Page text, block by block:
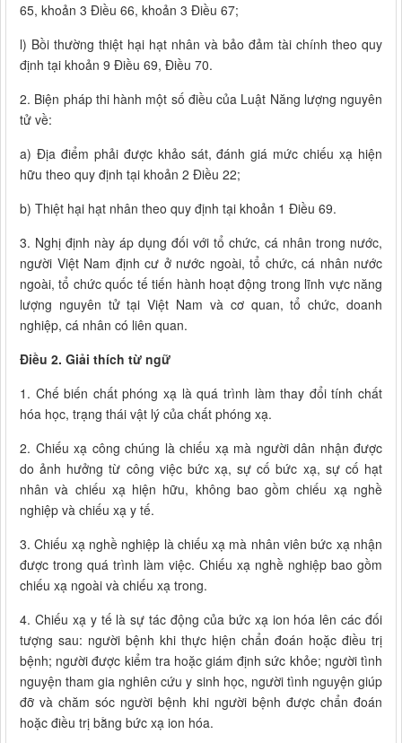
65, khoản 3 Điều 66, khoản 3 Điều 67;
l) Bồi thường thiệt hại hạt nhân và bảo đảm tài chính theo quy
định tại khoản 9 Điều 69, Điều 70.
2. Biện pháp thi hành một số điều của Luật Năng lượng nguyên
tử về:
a) Địa điểm phải được khảo sát, đánh giá mức chiếu xạ hiện
hữu theo quy định tại khoản 2 Điều 22;
b) Thiệt hại hạt nhân theo quy định tại khoản 1 Điều 69.
3. Nghị định này áp dụng đối với tổ chức, cá nhân trong nước,
người Việt Nam định cư ở nước ngoài, tổ chức, cá nhân nước
ngoài, tổ chức quốc tế tiến hành hoạt động trong lĩnh vực năng
lượng nguyên tử tại Việt Nam và cơ quan, tổ chức, doanh
nghiệp, cá nhân có liên quan.
Điều 2. Giải thích từ ngữ
1. Chế biến chất phóng xạ là quá trình làm thay đổi tính chất
hóa học, trạng thái vật lý của chất phóng xạ.
2. Chiếu xạ công chúng là chiếu xạ mà người dân nhận được
do ảnh hưởng từ công việc bức xạ, sự cố bức xạ, sự cố hạt
nhân và chiếu xạ hiện hữu, không bao gồm chiếu xạ nghề
nghiệp và chiếu xạ y tế.
3. Chiếu xạ nghề nghiệp là chiếu xạ mà nhân viên bức xạ nhận
được trong quá trình làm việc. Chiếu xạ nghề nghiệp bao gồm
chiếu xạ ngoài và chiếu xạ trong.
4. Chiếu xạ y tế là sự tác động của bức xạ ion hóa lên các đối
tượng sau: người bệnh khi thực hiện chẩn đoán hoặc điều trị
bệnh; người được kiểm tra hoặc giám định sức khỏe; người tình
nguyện tham gia nghiên cứu y sinh học, người tình nguyện giúp
đỡ và chăm sóc người bệnh khi người bệnh được chẩn đoán
hoặc điều trị bằng bức xạ ion hóa.